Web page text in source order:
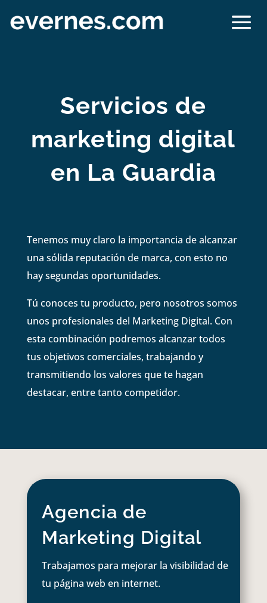
Servicios de
marketing digital
en La Guardia
Tenemos muy claro la importancia de alcanzar
una sólida reputación de marca, con esto no
hay segundas oportunidades.
Tú conoces tu producto, pero nosotros somos
unos profesionales del Marketing Digital. Con
esta combinación podremos alcanzar todos
tus objetivos comerciales, trabajando y
transmitiendo los valores que te hagan
destacar, entre tanto competidor.
Agencia de
Marketing Digital
Trabajamos para mejorar la visibilidad de
tu página web en internet.